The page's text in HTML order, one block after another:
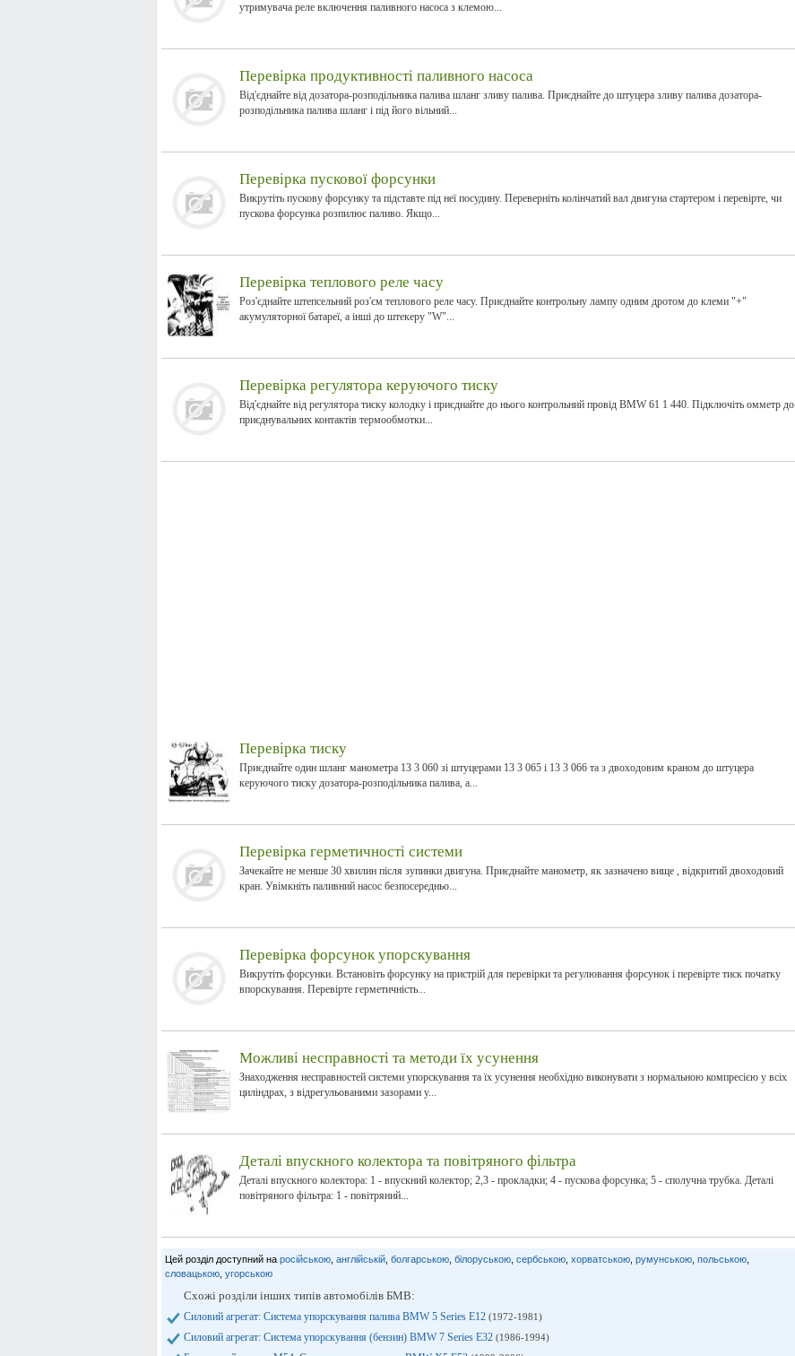
утримувача реле включення паливного насоса з клемою...
Перевірка продуктивності паливного насоса
Від'єднайте від дозатора-розподільника палива шланг зливу палива. Приєднайте до штуцера зливу палива дозатора-
розподільника палива шланг і під його вільний...
Перевірка пускової форсунки
Викрутіть пускову форсунку та підставте під неї посудину. Переверніть колінчатий вал двигуна стартером і перевірте, чи
пускова форсунка розпилює паливо. Якщо...
Перевірка теплового реле часу
Роз'єднайте штепсельний роз'єм теплового реле часу. Приєднайте контрольну лампу одним дротом до клеми "+"
акумуляторної батареї, а інші до штекеру "W"...
Перевірка регулятора керуючого тиску
Від'єднайте від регулятора тиску колодку і приєднайте до нього контрольний провід BMW 61 1 440. Підключіть омметр до
приєднувальних контактів термообмотки...
Перевірка тиску
Приєднайте один шланг манометра 13 3 060 зі штуцерами 13 3 065 і 13 3 066 та з двоходовим краном до штуцера
керуючого тиску дозатора-розподільника палива, а...
Перевірка герметичності системи
Зачекайте не менше 30 хвилин після зупинки двигуна. Приєднайте манометр, як зазначено вище , відкритий двоходовий
кран. Увімкніть паливний насос безпосередньо...
Перевірка форсунок упорскування
Викрутіть форсунки. Встановіть форсунку на пристрій для перевірки та регулювання форсунок і перевірте тиск початку
впорскування. Перевірте герметичність...
Можливі несправності та методи їх усунення
Знаходження несправностей системи упорскування та їх усунення необхідно виконувати з нормальною компресією у всіх
циліндрах, з відрегульованими зазорами у...
Деталі впускного колектора та повітряного фільтра
Деталі впускного колектора: 1 - впускний колектор; 2,3 - прокладки; 4 - пускова форсунка; 5 - сполучна трубка. Деталі
повітряного фільтра: 1 - повітряний...
Цей розділ доступний на російською, англійській, болгарською, білоруською, сербською, хорватською, румунською, польською,
словацькою, угорською
Схожі розділи інших типів автомобілів БМВ:
Силовий агрегат: Система упорскування палива BMW 5 Series E12 (1972-1981)
Силовий агрегат: Система упорскування (бензин) BMW 7 Series E32 (1986-1994)